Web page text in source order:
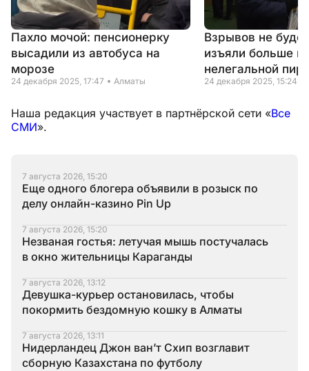
Пахло мочой: пенсионерку
высадили из автобуса на
морозе
24 декабря 2025, 17:47 Алматы
Взрывов не
изъяли больше
нелегальной
24 декабря 2025, 15:24
Наша редакция участвует в партнёрской сети «Все
СМИ».
7 августа 2026, 15:20
Еще одного блогера объявили в розыск по
делу онлайн-казино Pin Up
7 августа 2026, 15:20
Незваная гостья: летучая мышь постучалась
в окно жительницы Караганды
7 августа 2026, 13:12
Девушка-курьер остановилась, чтобы
покормить бездомную кошку в Алматы
7 августа 2026, 13:11
Нидерландец Джон ван’т Схип возглавит
сборную Казахстана по футболу